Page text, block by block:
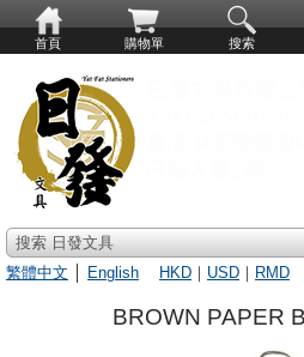
首頁 購物單 搜索
搜索 日發文具
繁體中文
English HKD ｜ USD ｜ RMD
BROWN PAPER